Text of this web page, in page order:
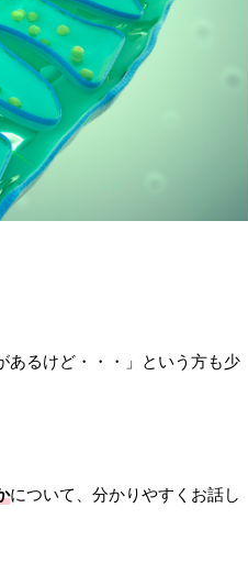
あるけど・・・」という方も少
について、分かりやすくお話し